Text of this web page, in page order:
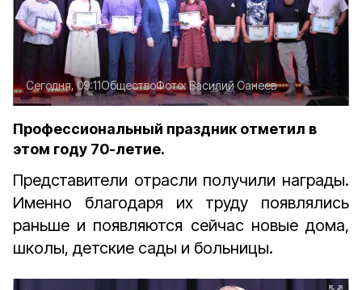
Сегодня, 09:11ОбществоФото:Василий Санеев
Профессиональный праздник отметил в
этом году 70-летие.
Представители отрасли получили награды.
Именно благодаря их труду появлялись
раньше и появляются сейчас новые дома,
школы, детские сады и больницы.